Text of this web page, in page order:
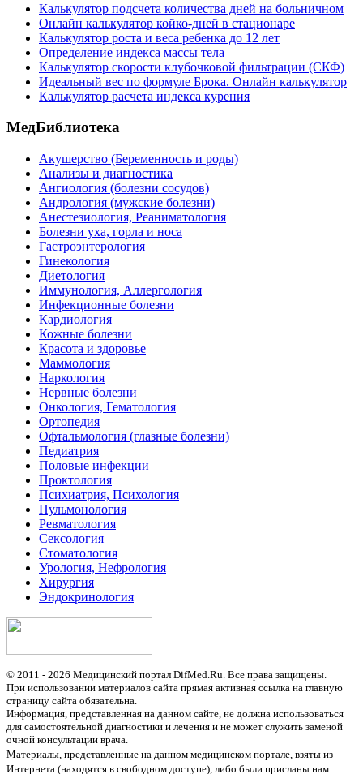
Калькулятор подсчета количества дней на больничном
Онлайн калькулятор койко-дней в стационаре
Калькулятор роста и веса ребенка до 12 лет
Определение индекса массы тела
Калькулятор скорости клубочковой фильтрации (СКФ)
Идеальный вес по формуле Брока. Онлайн калькулятор
Калькулятор расчета индекса курения
МедБиблиотека
Акушерство (Беременность и роды)
Анализы и диагностика
Ангиология (болезни сосудов)
Андрология (мужские болезни)
Анестезиология, Реаниматология
Болезни уха, горла и носа
Гастроэнтерология
Гинекология
Диетология
Иммунология, Аллергология
Инфекционные болезни
Кардиология
Кожные болезни
Красота и здоровье
Маммология
Наркология
Нервные болезни
Онкология, Гематология
Ортопедия
Офтальмология (глазные болезни)
Педиатрия
Половые инфекции
Проктология
Психиатрия, Психология
Пульмонология
Ревматология
Сексология
Стоматология
Урология, Нефрология
Хирургия
Эндокринология
© 2011 - 2026 Медицинский портал DifMed.Ru. Все права защищены.
При использовании материалов сайта прямая активная ссылка на главную
страницу сайта обязательна.
Информация, представленная на данном сайте, не должна использоваться
для самостоятельной диагностики и лечения и не может служить заменой
очной консультации врача.
Материалы, представленные на данном медицинском портале, взяты из
Интернета (находятся в свободном доступе), либо были присланы нам